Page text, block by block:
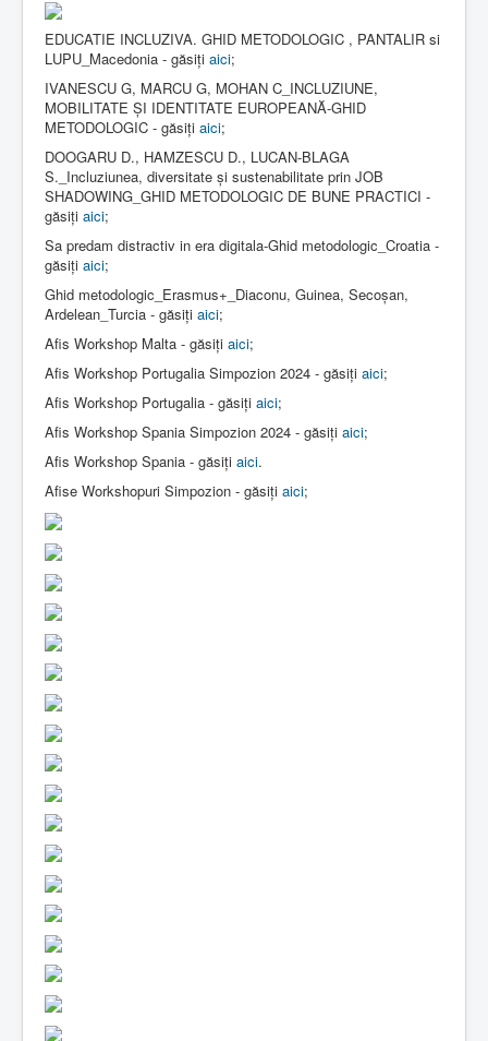
EDUCATIE INCLUZIVA. GHID METODOLOGIC , PANTALIR si
LUPU_Macedonia - găsiți aici;
IVANESCU G, MARCU G, MOHAN C_INCLUZIUNE,
MOBILITATE ȘI IDENTITATE EUROPEANĂ-GHID
METODOLOGIC - găsiți aici;
DOOGARU D., HAMZESCU D., LUCAN-BLAGA
S._Incluziunea, diversitate și sustenabilitate prin JOB
SHADOWING_GHID METODOLOGIC DE BUNE PRACTICI -
găsiți aici;
Sa predam distractiv in era digitala-Ghid metodologic_Croatia -
găsiți aici;
Ghid metodologic_Erasmus+_Diaconu, Guinea, Secoșan,
Ardelean_Turcia - găsiți aici;
Afis Workshop Malta - găsiți aici;
Afis Workshop Portugalia Simpozion 2024 - găsiți aici;
Afis Workshop Portugalia - găsiți aici;
Afis Workshop Spania Simpozion 2024 - găsiți aici;
Afis Workshop Spania - găsiți aici.
Afise Workshopuri Simpozion - găsiți aici;